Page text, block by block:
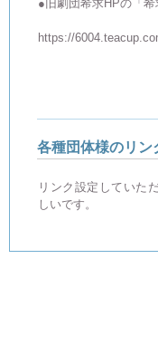
●旧劇団希求HPの「希
https://
各種団体様のリン
リンク設定していた
しいです。